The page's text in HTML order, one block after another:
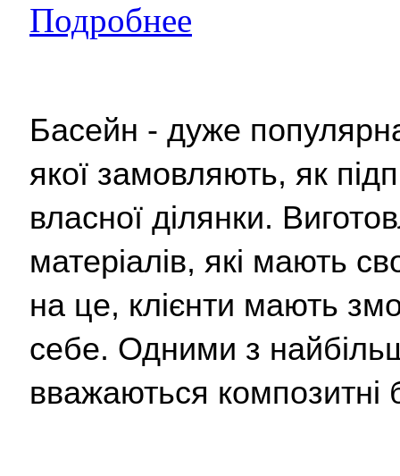
Подробнее
Басейн - дуже
якої замовляють, як
власної ділянки.
матеріалів, які мають
на це, клієнти мають
себе. Одними з
вважаються